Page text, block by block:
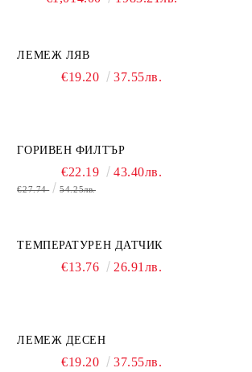
ЛЕМЕЖ ЛЯВ
€19.20 37.55лв.
ГОРИВЕН ФИЛТЪР
€22.19 43.40лв.
€27.74 54.25лв.
ТЕМПЕРАТУРЕН ДАТЧИК
€13.76 26.91лв.
ЛЕМЕЖ ДЕСЕН
€19.20 37.55лв.